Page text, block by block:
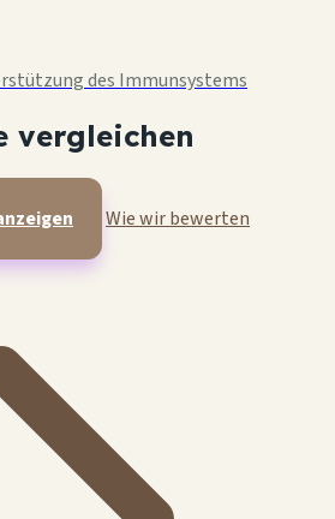
des Immunsystems
vergleichen
Wie wir bewerten